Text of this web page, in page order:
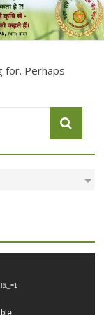
for. Perhaps